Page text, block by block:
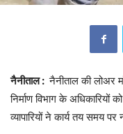
नैनीताल : नैनीताल की लोअर
निर्माण विभाग के अधिकारियों
व्यापारियों ने कार्य तय समय